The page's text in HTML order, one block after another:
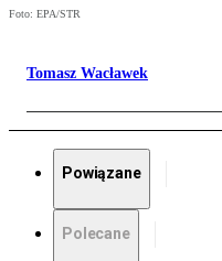
Foto: EPA/STR
Tomasz Wacławek
Powiązane
Polecane